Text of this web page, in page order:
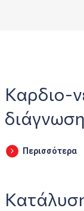
Καρδιο-
Περισσότερα